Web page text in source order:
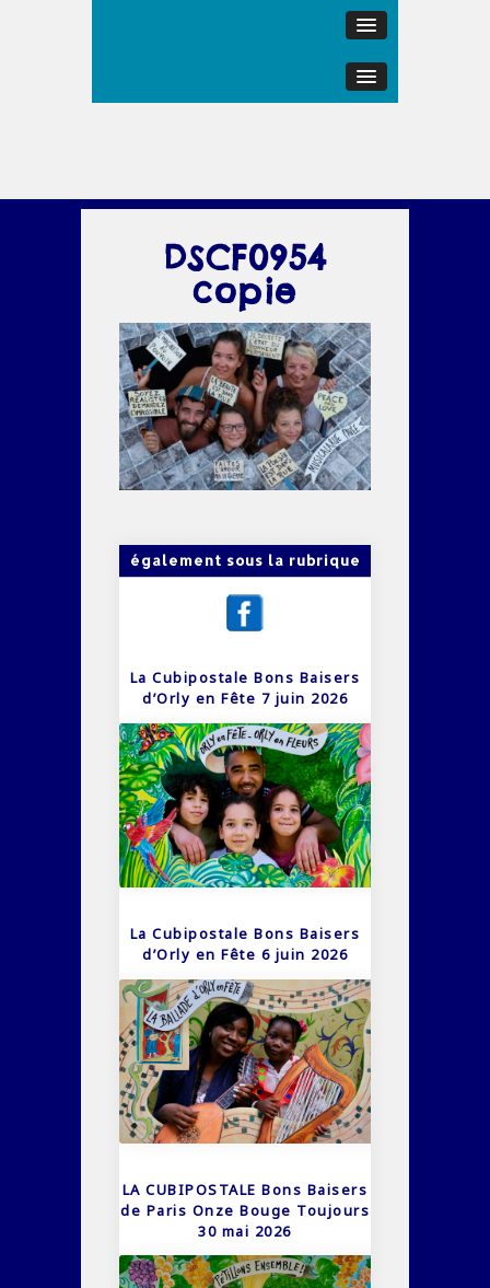
DSCF0954
copie
également sous la rubrique
La Cubipostale Bons Baisers
d’Orly en Fête 7 juin 2026
La Cubipostale Bons Baisers
d’Orly en Fête 6 juin 2026
LA CUBIPOSTALE Bons Baisers
de Paris Onze Bouge Toujours
30 mai 2026